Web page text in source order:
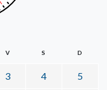
V S D
3 4 5